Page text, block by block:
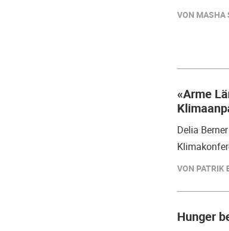
VON MASHA
«Arme
Delia
VON PATRIK
Hunger